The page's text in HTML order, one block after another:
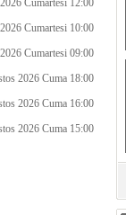
Cumartesi 12:00
Cumartesi 10:00
Cumartesi 09:00
2026 Cuma 18:00
2026 Cuma 16:00
2026 Cuma 15:00